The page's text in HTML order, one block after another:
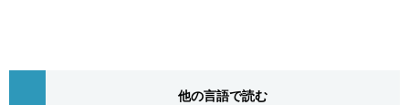
経済・ビジネス
トップ
In-depth
他の言語で読む